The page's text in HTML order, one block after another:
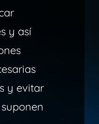
y así
y evitar